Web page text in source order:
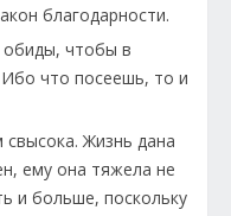
благодарности.
чтобы в
Ибо что посеешь, то и
Жизнь дана
ему она тяжела не
и больше, поскольку